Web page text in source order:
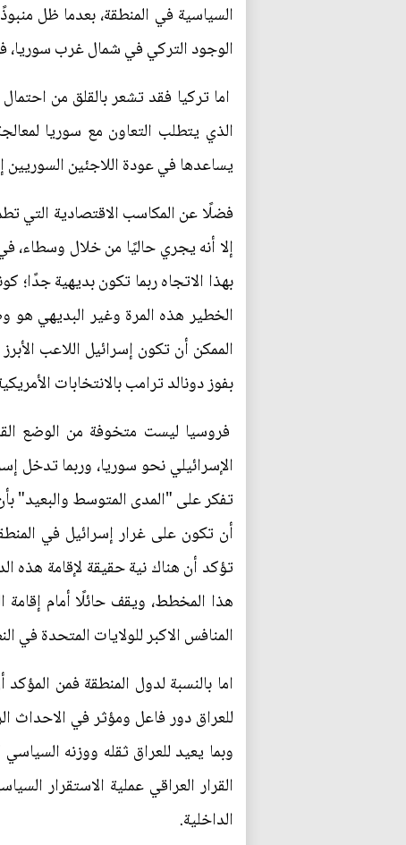
الوجود التركي في شمال غرب
اما تركيا فقد تشعر بالقلق من
الذي يتطلب التعاون مع سوريا
يساعدها في عودة اللاجئين السوريين إلى بلدهم
فضلًا عن المكاسب الاقتصادية التي
إلا أنه يجري حاليًا من خلال وسطاء،
بهذا الاتجاه ربما تكون بديهية جدًا؛
الخطير هذه المرة وغير البديهي
الممكن أن تكون إسرائيل اللاعب
بفوز دونالد ترامب بالانتخابات
فروسيا ليست متخوفة من الوضع
الإسرائيلي نحو سوريا، وربما تدخل
تفكر على "المدى المتوسط والبعيد"
أن تكون على غرار إسرائيل في
تؤكد أن هناك نية حقيقة لإقامة
هذا المخطط، ويقف حائلًا أمام إقامة
المنافس الاكبر للولايات المتحدة في
اما بالنسبة لدول المنطقة فمن
للعراق دور فاعل ومؤثر في الاحداث
وبما يعيد للعراق ثقله ووزنه
القرار العراقي عملية الاستقرار
الداخلية.